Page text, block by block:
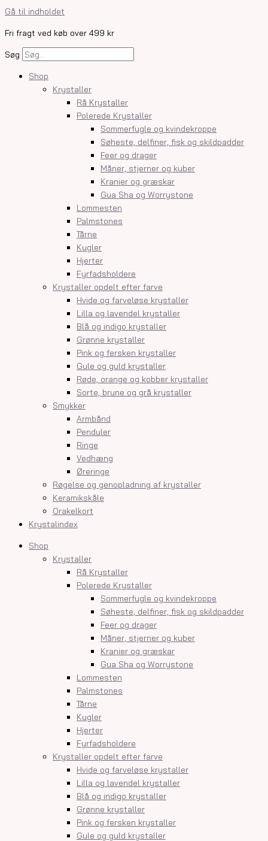
Gå til indholdet
Fri fragt ved køb over 499 kr
Søg
Shop
Krystaller
Rå Krystaller
Polerede Krystaller
Sommerfugle og kvindekroppe
Søheste, delfiner, fisk og skildpadder
Feer og drager
Måner, stjerner og kuber
Kranier og græskar
Gua Sha og Worrystone
Lommesten
Palmstones
Tårne
Kugler
Hjerter
Fyrfadsholdere
Krystaller opdelt efter farve
Hvide og farveløse krystaller
Lilla og lavendel krystaller
Blå og indigo krystaller
Grønne krystaller
Pink og fersken krystaller
Gule og guld krystaller
Røde, orange og kobber krystaller
Sorte, brune og grå krystaller
Smykker
Armbånd
Penduler
Ringe
Vedhæng
Øreringe
Røgelse og genopladning af krystaller
Keramikskåle
Orakelkort
Krystalindex
Shop
Krystaller
Rå Krystaller
Polerede Krystaller
Sommerfugle og kvindekroppe
Søheste, delfiner, fisk og skildpadder
Feer og drager
Måner, stjerner og kuber
Kranier og græskar
Gua Sha og Worrystone
Lommesten
Palmstones
Tårne
Kugler
Hjerter
Fyrfadsholdere
Krystaller opdelt efter farve
Hvide og farveløse krystaller
Lilla og lavendel krystaller
Blå og indigo krystaller
Grønne krystaller
Pink og fersken krystaller
Gule og guld krystaller